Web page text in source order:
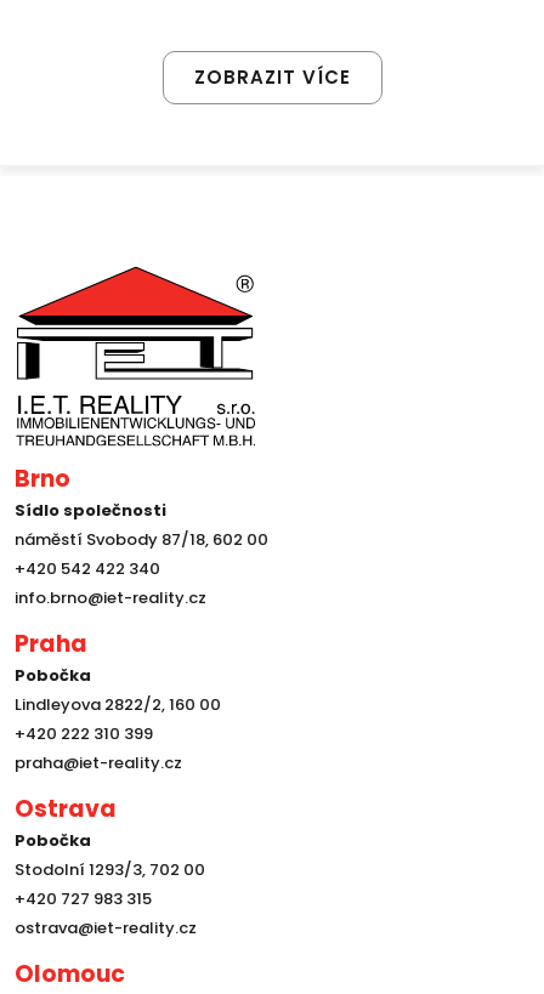
ZOBRAZIT VÍCE
Brno
Sídlo společnosti
náměstí Svobody 87/18, 602 00
+420 542 422 340
info.brno@iet-reality.cz
Praha
Pobočka
Lindleyova 2822/2, 160 00
+420 222 310 399
praha@iet-reality.cz
Ostrava
Pobočka
Stodolní 1293/3, 702 00
+420 727 983 315
ostrava@iet-reality.cz
Olomouc